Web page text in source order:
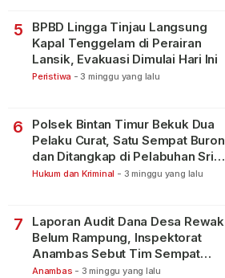
5
BPBD Lingga Tinjau Langsung
Kapal Tenggelam di Perairan
Lansik, Evakuasi Dimulai Hari Ini
Peristiwa - 3 minggu yang lalu
6
Polsek Bintan Timur Bekuk Dua
Pelaku Curat, Satu Sempat Buron
dan Ditangkap di Pelabuhan Sri
Bintan Pura
Hukum dan Kriminal - 3 minggu yang lalu
7
Laporan Audit Dana Desa Rewak
Belum Rampung, Inspektorat
Anambas Sebut Tim Sempat
Terbagi Tangani Kasus Lain
Anambas - 3 minggu yang lalu